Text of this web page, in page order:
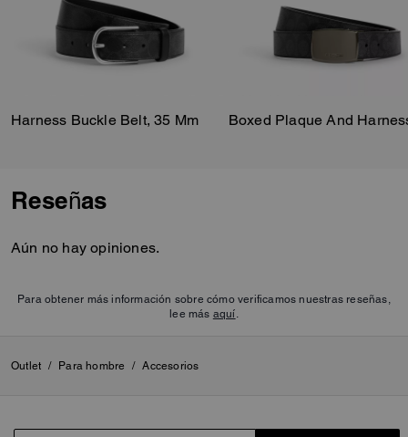
Harness Buckle Belt, 35 Mm
Reseñas
Aún no hay opiniones.
Para obtener más información sobre cómo verificamos nuestras reseñas,
lee más aquí
Outlet / Para hombre / Accesorios